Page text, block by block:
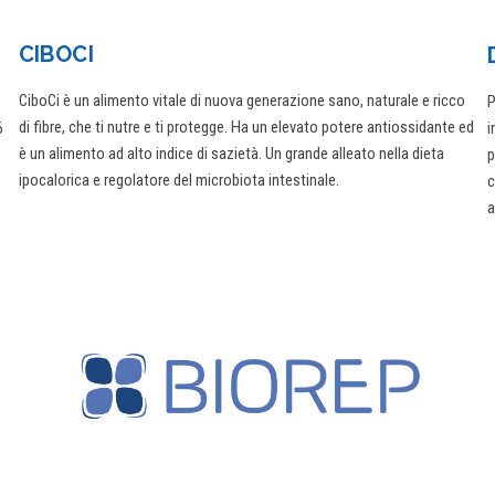
CIBOCI
CiboCi è un alimento vitale di nuova generazione sano, naturale e ricco
di fibre, che ti nutre e ti protegge. Ha un elevato potere antiossidante ed
è un alimento ad alto indice di sazietà. Un grande alleato nella dieta
ipocalorica e regolatore del microbiota intestinale.